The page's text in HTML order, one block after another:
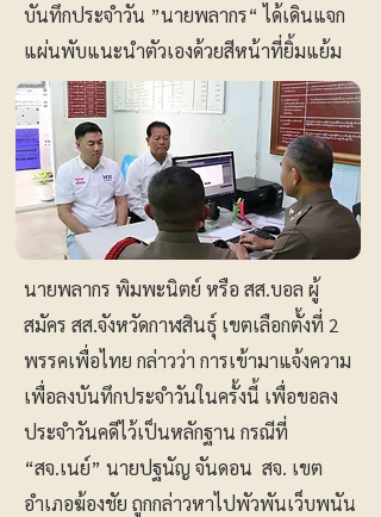
บันทึกประจำวัน ”นายพลากร“ ได้เดินแจก
แผ่นพับแนะนำตัวเองด้วยสีหน้าที่ยิ้มแย้ม
นายพลากร พิมพะนิตย์ หรือ สส.บอล ผู้
สมัคร สส.จังหวัดกาฬสินธุ์ เขตเลือกตั้งที่ 2
พรรคเพื่อไทย กล่าวว่า การเข้ามาแจ้งความ
เพื่อลงบันทึกประจำวันในครั้งนี้ เพื่อขอลง
ประจำวันคดีไว้เป็นหลักฐาน กรณีที่
“สจ.เนย์” นายปฐนัญ จันดอน สจ. เขต
อำเภอฆ้องชัย ถูกกล่าวหาไปพัวพันเว็บพนัน